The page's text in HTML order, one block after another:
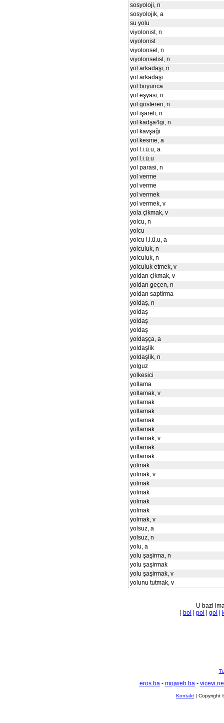
sosyoloji, n
sosyolojik, a
su yolu
viyolonist, n
viyolonist
viyolonsel, n
viyolonselist, n
yol arkadaşi, n
yol arkadaşi
yol boyunca
yol eşyasi, n
yol gösteren, n
yol işareti, n
yol kadşa4gi, n
yol kavşaği
yol kesme, a
yol l.i.ü.u, a
yol l.i.ü.u
yol parasi, n
yol verme
yol verme
yol vermek
yol vermek, v
yola çikmak, v
yolcu, n
yolcu
yolcu l.i.ü.u, a
yolculuk, n
yolculuk, n
yolculuk etmek, v
yoldan çikmak, v
yoldan geçen, n
yoldan saptirma
yoldaş, n
yoldaş
yoldaş
yoldaş
yoldaşça, a
yoldaşlik
yoldaşlik, n
yolguz
yolkesici
yollama
yollamak, v
yollamak
yollamak
yollamak
yollamak
yollamak, v
yollamak
yollamak
yolmak
yolmak, v
yolmak
yolmak
yolmak
yolmak
yolmak, v
yolsuz, a
yolsuz, n
yolu, a
yolu şaşirma, n
yolu şaşirmak
yolu şaşirmak, v
yolunu tutmak, v
U bazi
bol pol gol
eros.ba- mojweb.ba-
Kontakt | Copyright